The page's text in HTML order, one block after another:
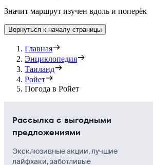
Значит маршрут изучен вдоль и поперёк
Вернуться к началу страницы
Главная
Энциклопедия
Таиланд
Ройет
Погода в Ройет
Рассылка с выгодными
предложениями
Эксклюзивные акции, лучшие
лайфхаки, заботливые